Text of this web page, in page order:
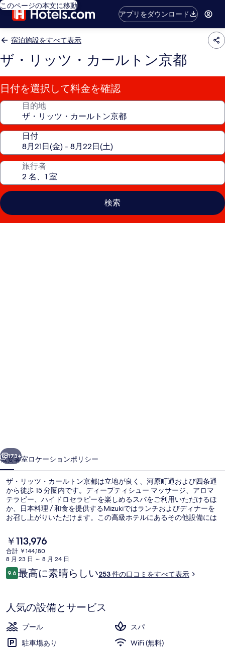
このページの本文に移動
アプリをダウンロード
宿泊施設をすべて表示
ザ・リッツ・カールトン京都
日付を選択して料金を確認
目的地
日付
旅行者
検索
ト
ン
京
都
の
写
真
ギ
ャ
ラ
リ
ー
次へ
173+
概要客室ロケーションポリシー
ザ・リッツ・カールトン京都は立地が良く、河原町通および四条通
から徒歩 15 分圏内です。ディープティシュー マッサージ、アロマ
テラピー、ハイドロセラピーを楽しめるスパをご利用いただけるほ
か、日本料理 / 和食を提供するMizukiではランチおよびディナーを
お召し上がりいただけます。この高級ホテルにあるその他設備には
ンターがあります。周辺ではさまざまな公共交通機関を利用できま
す。市役所前駅までは 6 分、地下鉄 三条京阪駅までは 9 分です。
現
在
の
料
金
で
す
￥113,976
合計 ￥144,180
8 月 23 日 ～ 8 月 24 日
口
コ
9.610段階中9.6
最高に素晴らしい253 件の口コミをすべて表示
人気の設備とサービス
プール
スパ
駐車場あり
WiFi (無料)